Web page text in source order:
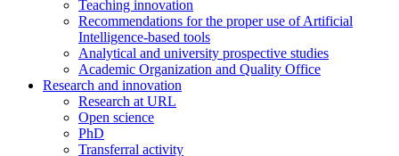
Teaching innovation
Recommendations for the proper use of Artificial
Intelligence-based tools
Analytical and university prospective studies
Academic Organization and Quality Office
Research and innovation
Research at URL
Open science
PhD
Transferral activity